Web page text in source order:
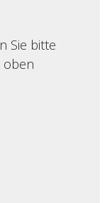
Sie bitte
oben